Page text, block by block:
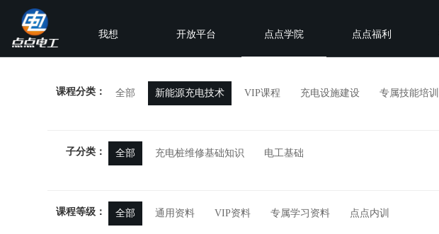
我想 开放平台 点点学院 点点福利
课程分类： 全部 新能源充电技术 VIP课程 充电设施建设 专属技能培训
子分类： 全部 充电桩维修基础知识 电工基础
课程等级： 全部 通用资料 VIP资料 专属学习资料 点点内训